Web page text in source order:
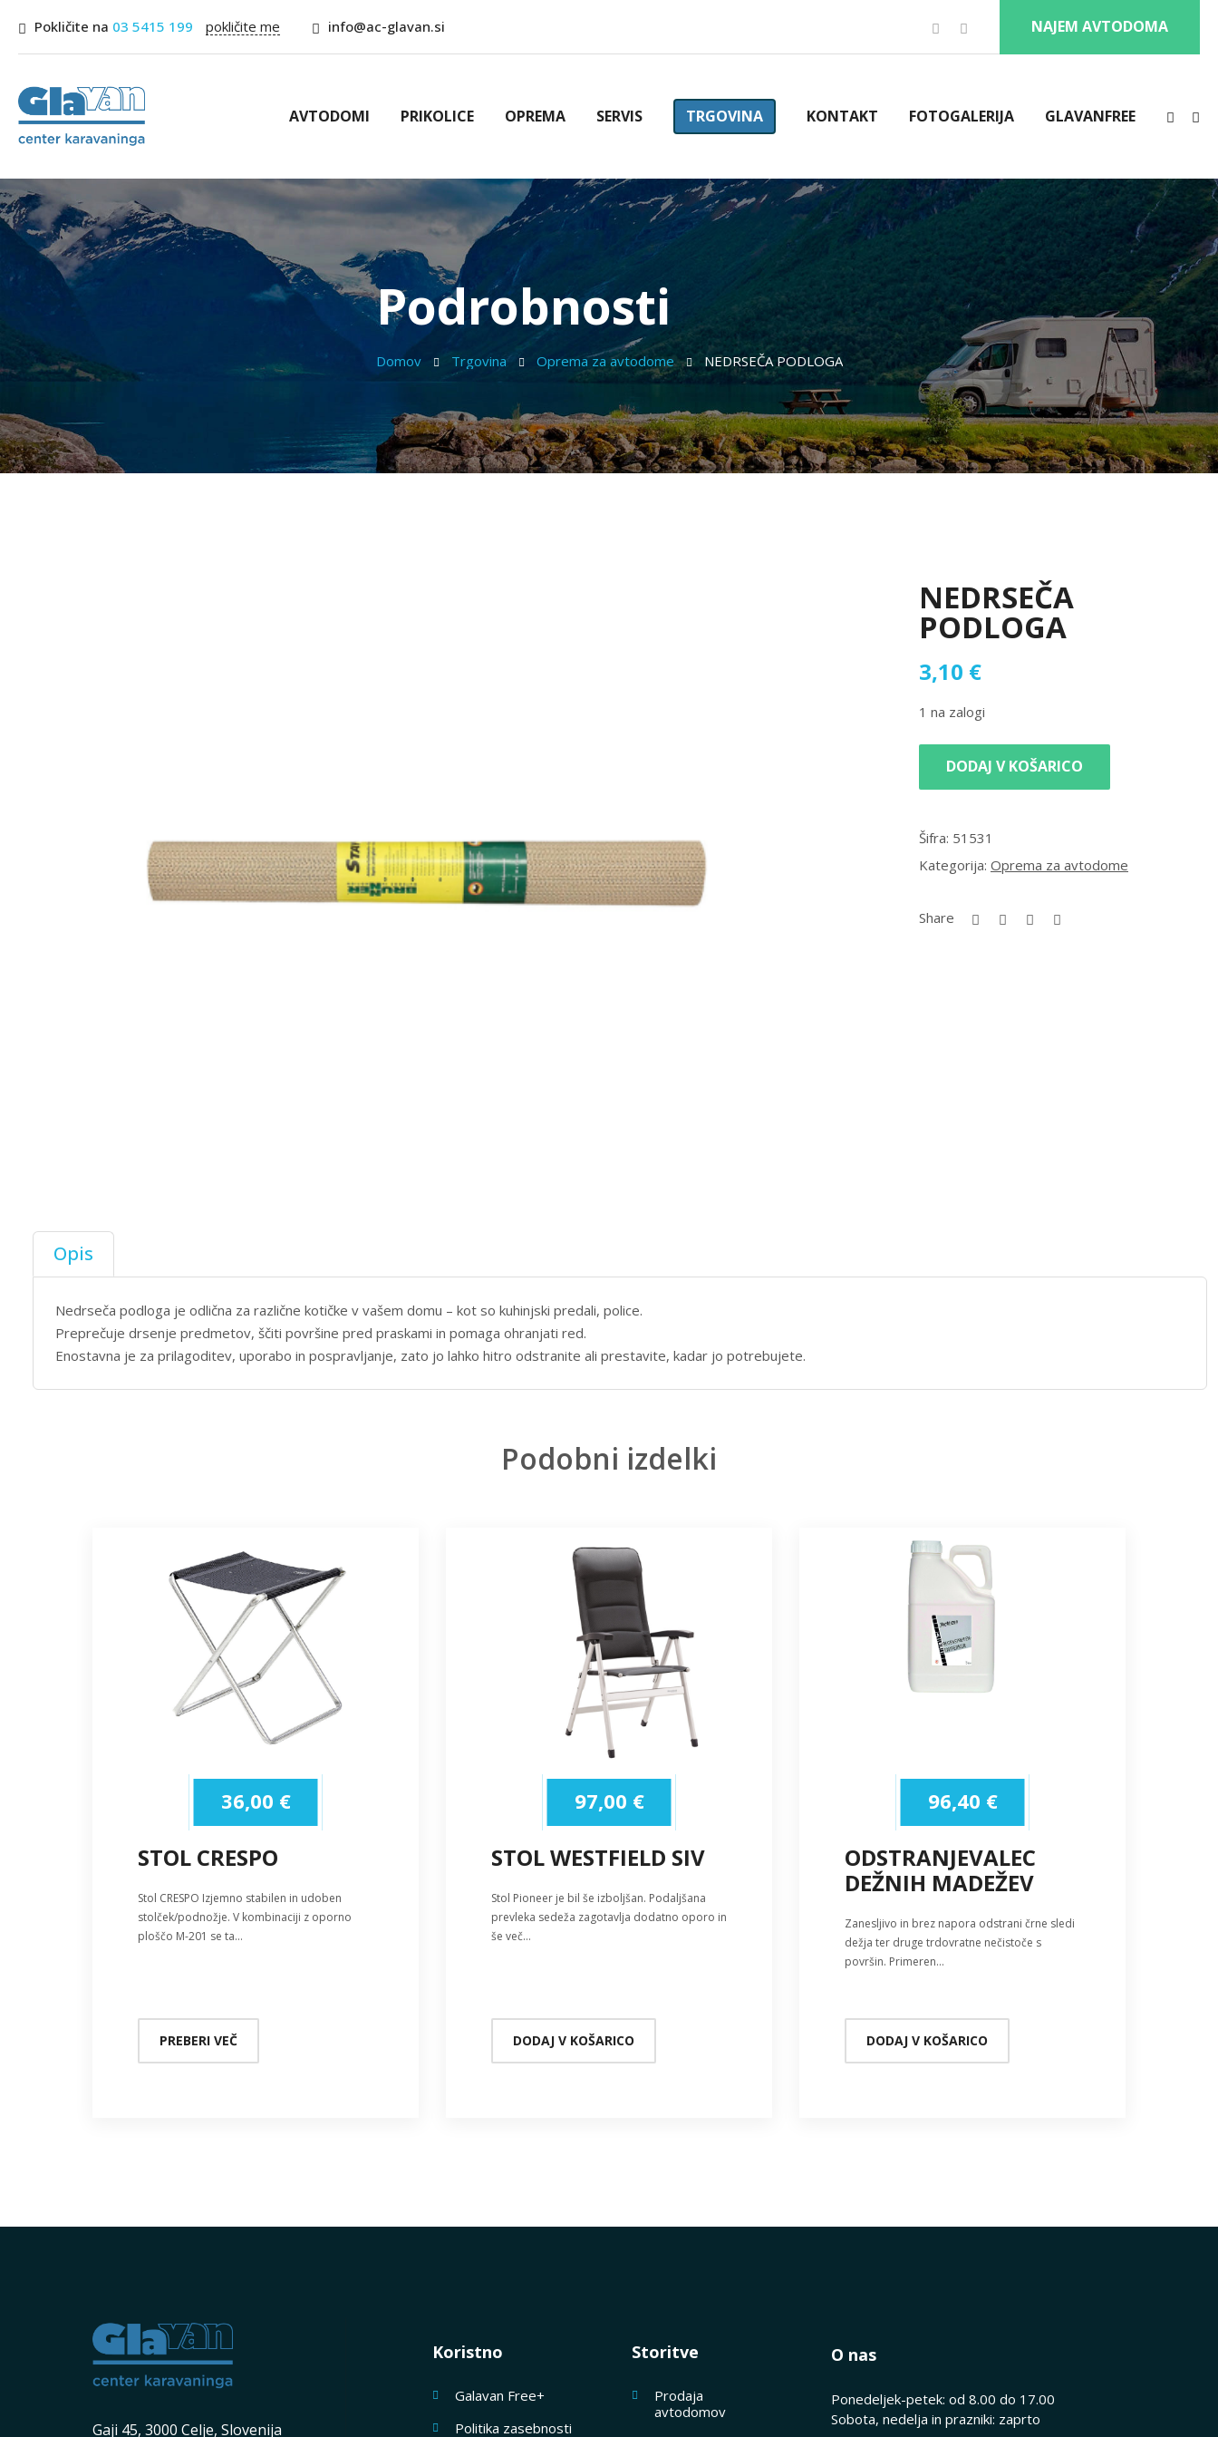
Pokličite na 03 5415 199 pokličite me info@ac-glavan.si NAJEM AVTODOMA
AVTODOMI PRIKOLICE OPREMA SERVIS TRGOVINA KONTAKT FOTOGALERIJA GLAVANFREE
Podrobnosti
Domov Trgovina Oprema za avtodome NEDRSEČA PODLOGA
NEDRSEČA
PODLOGA
3,10 €
1 na zalogi
DODAJ V KOŠARICO
Šifra: 51531
Kategorija: Oprema za avtodome
Share
Opis
Nedrseča podloga je odlična za različne kotičke v vašem domu – kot so kuhinjski predali, police.
Preprečuje drsenje predmetov, ščiti površine pred praskami in pomaga ohranjati red.
Enostavna je za prilagoditev, uporabo in pospravljanje, zato jo lahko hitro odstranite ali prestavite, kadar jo potrebujete.
Podobni izdelki
STOL CRESPO
36,00 €
Stol CRESPO Izjemno stabilen in udoben
stolček/podnožje. V kombinaciji z oporno
ploščo M-201 se ta…
PREBERI VEČ
STOL WESTFIELD SIV
97,00 €
Stol Pioneer je bil še izboljšan. Podaljšana
prevleka sedeža zagotavlja dodatno oporo in
še več…
DODAJ V KOŠARICO
ODSTRANJEVALEC
DEŽNIH MADEŽEV
96,40 €
Zanesljivo in brez napora odstrani črne sledi
dežja ter druge trdovratne nečistoče s
površin. Primeren…
DODAJ V KOŠARICO
Gaji 45, 3000 Celje, Slovenija
Koristno
Galavan Free+
Politika zasebnosti
Storitve
Prodaja
avtodomov
O nas
Ponedeljek-petek: od 8.00 do 17.00
Sobota, nedelja in prazniki: zaprto